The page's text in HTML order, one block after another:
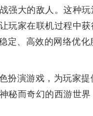
强大的敌人。这种
玩家在联机过程中
定、高效的网络优
扮演游戏，为玩家
秘而奇幻的西游世